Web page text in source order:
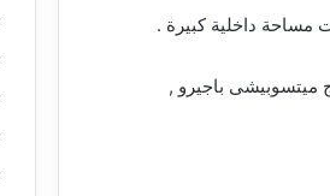
مساحة داخلية كبيرة .
ميتسوبيشى باجيرو ,